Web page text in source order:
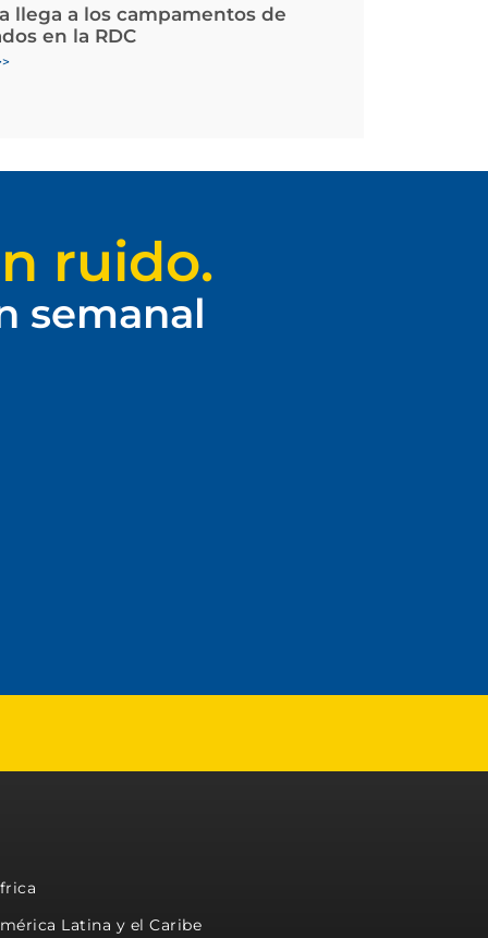
llega a los campamentos de
en la RDC
ruido.
semanal
Latina y el Caribe